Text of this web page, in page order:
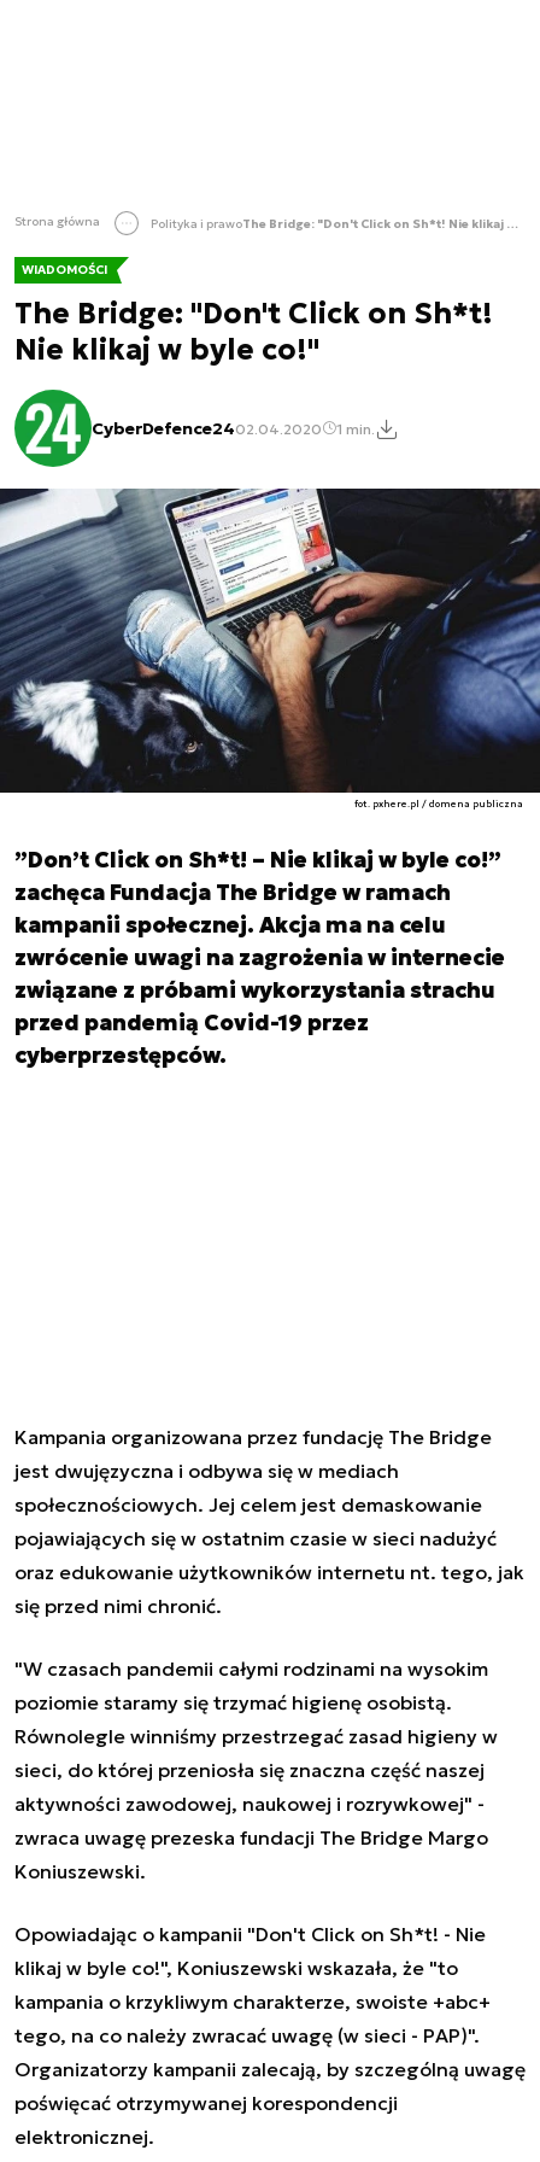
Strona główna Polityka i prawo The Bridge: "Don't Click on Sh*t! Nie klikaj w byle co!"
WIADOMOŚCI
The Bridge: "Don't Click on Sh*t!
Nie klikaj w byle co!"
CyberDefence2402.04.2020 1 min.
fot. pxhere.pl / domena publiczna
”Don’t Click on Sh*t! – Nie klikaj w byle co!”
zachęca Fundacja The Bridge w ramach
kampanii społecznej. Akcja ma na celu
zwrócenie uwagi na zagrożenia w internecie
związane z próbami wykorzystania strachu
przed pandemią Covid-19 przez
cyberprzestępców.
Kampania organizowana przez fundację The Bridge
jest dwujęzyczna i odbywa się w mediach
społecznościowych. Jej celem jest demaskowanie
pojawiających się w ostatnim czasie w sieci nadużyć
oraz edukowanie użytkowników internetu nt. tego, jak
się przed nimi chronić.
"W czasach pandemii całymi rodzinami na wysokim
poziomie staramy się trzymać higienę osobistą.
Równolegle winniśmy przestrzegać zasad higieny w
sieci, do której przeniosła się znaczna część naszej
aktywności zawodowej, naukowej i rozrywkowej" -
zwraca uwagę prezeska fundacji The Bridge Margo
Koniuszewski.
Opowiadając o kampanii "Don't Click on Sh*t! - Nie
klikaj w byle co!", Koniuszewski wskazała, że "to
kampania o krzykliwym charakterze, swoiste +abc+
tego, na co należy zwracać uwagę (w sieci - PAP)".
Organizatorzy kampanii zalecają, by szczególną uwagę
poświęcać otrzymywanej korespondencji
elektronicznej.